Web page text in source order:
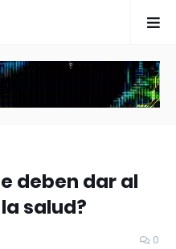
deben dar al
salud?
0